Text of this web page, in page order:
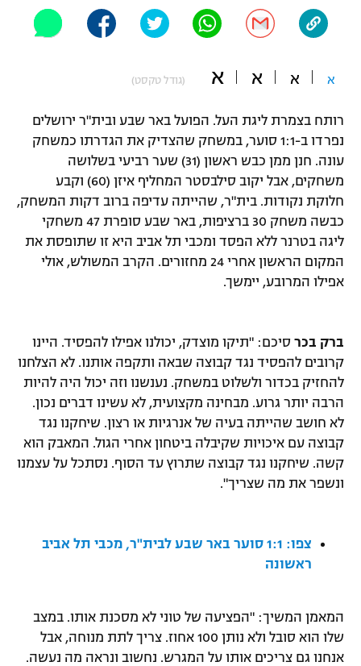
תקנון משתתפים וזוכים בפרסים
תקנון עבור פעילות אלקטרה
תקנון עבור פעילות ספורט 1 – "מרלן"
טניס
גיימינג E-Sports
תנאי שימוש
תקנון פעילות ספורט 1
רשיון להקרנה פומבית לבית עסק
הצטרפות לחבילת הערוצים
לוח דרושים – ג'ובנט
המגזין
היאבקות WWE
כדורמים
פוטבול אמריקאי NFL
בייסבול MLB
ספורט אתגרי ואקסטרים
אומנויות לחימה
א א א א (גודל טקסט)
רותח בצמרת ליגת העל. הפועל באר שבע ובית"ר ירושלים
נפרדו ב-1:1 סוער, במשחק שהצדיק את הגדרתו כמשחק
עונה. חנן ממן כבש ראשון (31) שער רביעי בשלושה
משחקים, אבל יקוב סילבסטר המחליף איזן (60) וקבע
חלוקת נקודות. בית"ר, שהייתה עדיפה ברוב דקות המשחק,
כבשה משחק 30 ברציפות, באר שבע סופרת 47 משחקי
ליגה בטרנר ללא הפסד ומכבי תל אביב היא זו שתופסת את
המקום הראשון אחרי 24 מחזורים. הקרב המשולש, אולי
אפילו המרובע, יימשך.
ברק בכר סיכם: "תיקו מוצדק, יכולנו אפילו להפסיד. היינו
קרובים להפסיד נגד קבוצה שבאה ותקפה אותנו. לא הצלחנו
להחזיק בכדור ולשלוט במשחק. נענשנו וזה יכול היה להיות
הרבה יותר גרוע. מבחינה מקצועית, לא עשינו דברים נכון.
לא חושב שהייתה בעיה של אנרגיות או רצון. שיחקנו נגד
קבוצה עם איכויות שקיבלה ביטחון אחרי הגול. המאבק הוא
קשה. שיחקנו נגד קבוצה שתרוץ עד הסוף. נסתכל על עצמנו
ונשפר את מה שצריך".
צפו: 1:1 סוער באר שבע לבית"ר, מכבי תל אביב
ראשונה
המאמן המשיך: "הפציעה של טוני לא מסכנת אותו. במצב
שלו הוא סובל ולא נותן 100 אחוז. צריך לתת מנוחה, אבל
אנחנו גם צריכים אותו על המגרש. נחשוב ונראה מה נעשה.